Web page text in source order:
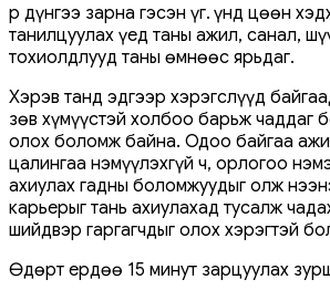
Үр дүнгээ зарна гэсэн үг. Үүнд цөөн
танилцуулах үед таны ажил, санал,
тохиолдлууд таны өмнөөс ярьдаг.
Хэрэв танд эдгээр хэрэгслүүд
зөв хүмүүстэй холбоо барьж чаддаг
олох боломж байна. Одоо байгаа
цалингаа нэмүүлэхгүй ч, орлогоо
ахиулах гадны боломжуудыг олж
карьерыг тань ахиулахад тусалж
шийдвэр гаргагчдыг олох хэрэгтэй
Өдөрт ердөө 15 минут зарцуулах